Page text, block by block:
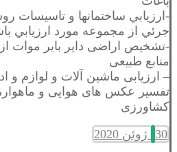
-ارزيابي ساختمانها و تاسيسات
جرئي از مجموعه مورد ارزيابي
-تشخیص اراضی دایر بایر موات
منابع طبیعی
– ارزیابی ماشین آلات و لوازم و
تفسیر عکس های هوایی و
کشاورزی
30 ژوئن 2020